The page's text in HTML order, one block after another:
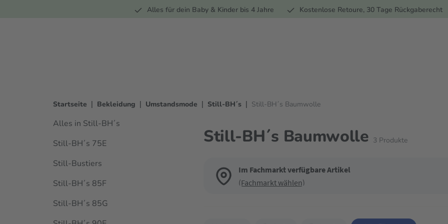
Alles für dein Baby & Kinder bis 4 Jahre Kostenlose Retoure, 30 Tage Rückgaberecht
Startseite | Bekleidung | Umstandsmode | Still-BH´s | Still-BH´s Baumwolle
Alles in Still-BH´s
Still-BH´s 75E
Still-Bustiers
Still-BH´s 85F
Still-BH´s 85G
Still-BH´s Baumwolle 3 Produkte
Im Fachmarkt verfügbare Artikel
(Fachmarkt wählen)